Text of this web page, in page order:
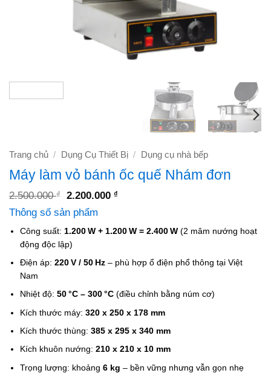
Trang chủ / Dụng Cụ Thiết Bị / Dụng cụ nhà bếp
Máy làm vỏ bánh ốc quế Nhám đơn
2.500.000₫
Giá
là:
2.500.000 ₫.
2.200.000₫
là:
2.200.000 ₫.
Thông số sản phẩm
Công suất: 1.200 W + 1.200 W = 2.400 W (2 mâm nướng hoạt
động độc lập)
Điện áp:220 V / 50 Hz – phù hợp ổ điện phổ thông tại Việt
Nam
Nhiệt độ:50 °C – 300 °C (điều chỉnh bằng núm cơ)
Kích thước máy:320 x 250 x 178 mm
Kích thước thùng:385 x 295 x 340 mm
Kích khuôn nướng:210 x 210 x 10 mm
Trọng lượng: khoảng6 kg – bền vững nhưng vẫn gọn nhẹ